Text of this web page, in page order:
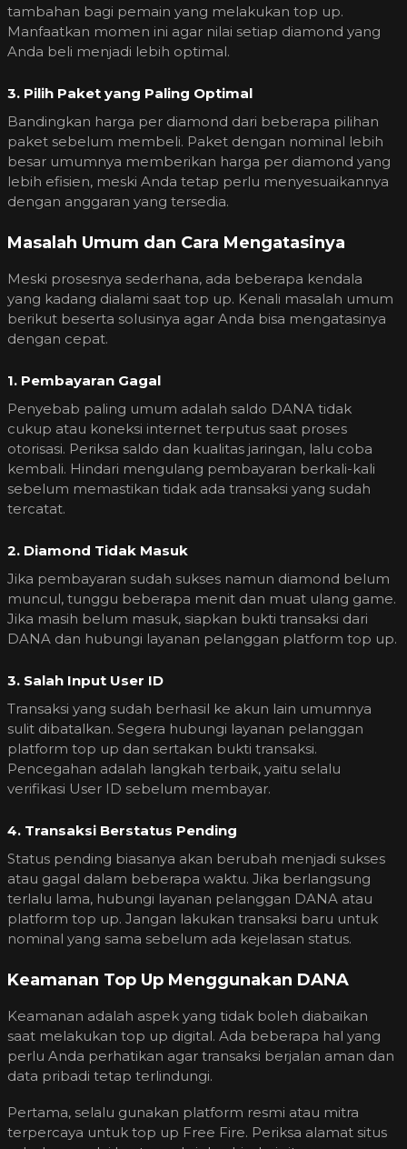
tambahan bagi pemain yang melakukan top up.
Manfaatkan momen ini agar nilai setiap diamond yang
Anda beli menjadi lebih optimal.
3. Pilih Paket yang Paling Optimal
Bandingkan harga per diamond dari beberapa pilihan
paket sebelum membeli. Paket dengan nominal lebih
besar umumnya memberikan harga per diamond yang
lebih efisien, meski Anda tetap perlu menyesuaikannya
dengan anggaran yang tersedia.
Masalah Umum dan Cara Mengatasinya
Meski prosesnya sederhana, ada beberapa kendala
yang kadang dialami saat top up. Kenali masalah umum
berikut beserta solusinya agar Anda bisa mengatasinya
dengan cepat.
1. Pembayaran Gagal
Penyebab paling umum adalah saldo DANA tidak
cukup atau koneksi internet terputus saat proses
otorisasi. Periksa saldo dan kualitas jaringan, lalu coba
kembali. Hindari mengulang pembayaran berkali-kali
sebelum memastikan tidak ada transaksi yang sudah
tercatat.
2. Diamond Tidak Masuk
Jika pembayaran sudah sukses namun diamond belum
muncul, tunggu beberapa menit dan muat ulang game.
Jika masih belum masuk, siapkan bukti transaksi dari
DANA dan hubungi layanan pelanggan platform top up.
3. Salah Input User ID
Transaksi yang sudah berhasil ke akun lain umumnya
sulit dibatalkan. Segera hubungi layanan pelanggan
platform top up dan sertakan bukti transaksi.
Pencegahan adalah langkah terbaik, yaitu selalu
verifikasi User ID sebelum membayar.
4. Transaksi Berstatus Pending
Status pending biasanya akan berubah menjadi sukses
atau gagal dalam beberapa waktu. Jika berlangsung
terlalu lama, hubungi layanan pelanggan DANA atau
platform top up. Jangan lakukan transaksi baru untuk
nominal yang sama sebelum ada kejelasan status.
Keamanan Top Up Menggunakan DANA
Keamanan adalah aspek yang tidak boleh diabaikan
saat melakukan top up digital. Ada beberapa hal yang
perlu Anda perhatikan agar transaksi berjalan aman dan
data pribadi tetap terlindungi.
Pertama, selalu gunakan platform resmi atau mitra
terpercaya untuk top up Free Fire. Periksa alamat situs